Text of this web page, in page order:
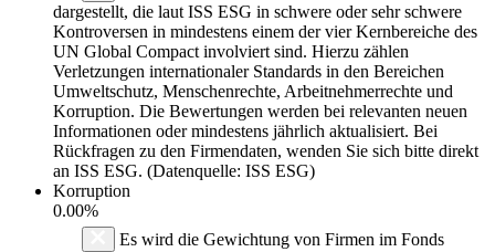
dargestellt, die laut ISS ESG in schwere oder sehr schwere
Kontroversen in mindestens einem der vier Kernbereiche des
UN Global Compact involviert sind. Hierzu zählen
Verletzungen internationaler Standards in den Bereichen
Umweltschutz, Menschenrechte, Arbeitnehmerrechte und
Korruption. Die Bewertungen werden bei relevanten neuen
Informationen oder mindestens jährlich aktualisiert. Bei
Rückfragen zu den Firmendaten, wenden Sie sich bitte direkt
an ISS ESG. (Datenquelle: ISS ESG)
Korruption
0.00%
Es wird die Gewichtung von Firmen im Fonds